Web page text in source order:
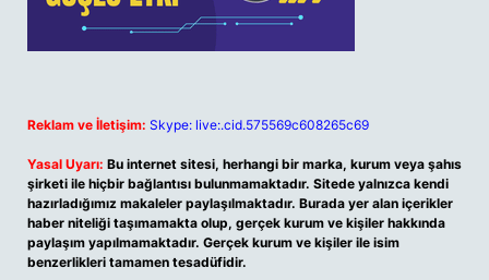
Reklam ve İletişim: Skype: live:.cid.575569c608265c69
Yasal Uyarı: Bu internet sitesi, herhangi bir marka, kurum veya şahıs
şirketi ile hiçbir bağlantısı bulunmamaktadır. Sitede yalnızca kendi
hazırladığımız makaleler paylaşılmaktadır. Burada yer alan içerikler
haber niteliği taşımamakta olup, gerçek kurum ve kişiler hakkında
paylaşım yapılmamaktadır. Gerçek kurum ve kişiler ile isim
benzerlikleri tamamen tesadüfidir.